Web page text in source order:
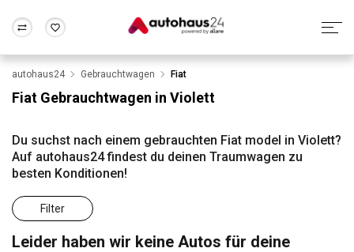
Wir bewerten dein Auto
Alle Fragen & Antworten
Rund um die Inzahlungnahme
Frankfurt Wuppertal
autohaus24 Gebrauchtwagen Fiat
Fiat Gebrauchtwagen in Violett
Du suchst nach einem gebrauchten Fiat model in Violett?
Auf autohaus24 findest du deinen Traumwagen zu
besten Konditionen!
Filter
Leider haben wir keine Autos für deine